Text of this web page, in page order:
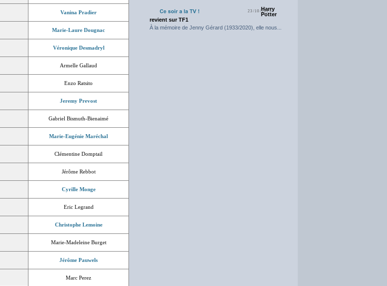
Vanina Pradier
Marie-Laure Dougnac
Véronique Desmadryl
Armelle Gallaud
Enzo Ratsito
Jeremy Prevost
Gabriel Bismuth-Bienaimé
Marie-Eugénie Maréchal
Clémentine Domptail
Jérôme Rebbot
Cyrille Monge
Eric Legrand
Christophe Lemoine
Marie-Madeleine Burget
Jérôme Pauwels
Marc Perez
23/10/2023
Harry
Potter
revient sur TF1
À la mémoire de Jenny Gérard (1933/2020), elle nous...